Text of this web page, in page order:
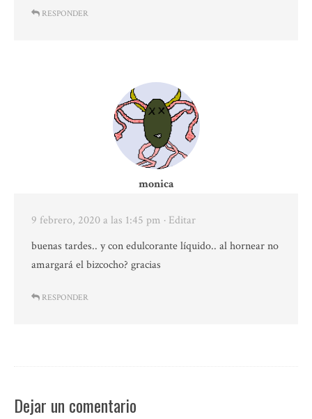
RESPONDER
monica
9 febrero, 2020 a las 1:45 pm · Editar
buenas tardes.. y con edulcorante líquido.. al hornear no
amargará el bizcocho? gracias
RESPONDER
Dejar un comentario